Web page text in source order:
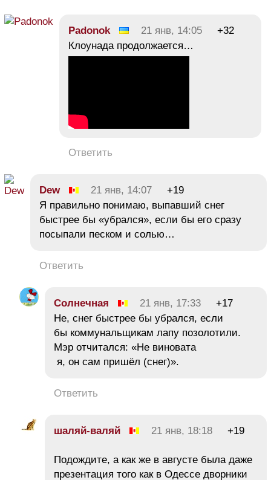
Padonok 21 янв, 14:05
+32
Клоунада продолжается…
Ответить
Dew 21 янв, 14:07
+19
Я правильно понимаю, выпавший снег
быстрее бы «убрался», если бы его сразу
посыпали песком и солью…
Ответить
Солнечная 21 янв, 17:33
+17
Не, снег быстрее бы убрался, если
бы коммунальщикам лапу позолотили.
Мэр отчитался: «Не виновата
я, он сам пришёл (снег)».
Ответить
шаляй-валяй 21 янв, 18:18 +19
Подождите, а как же в августе была даже
презентация того как в Одессе дворники